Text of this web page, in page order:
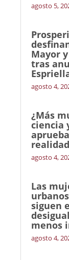
agosto 5,
Mayor
tras
agosto 4,
¿Más
ciencia
realidad
agosto 4,
Las
siguen
menos
agosto 4,